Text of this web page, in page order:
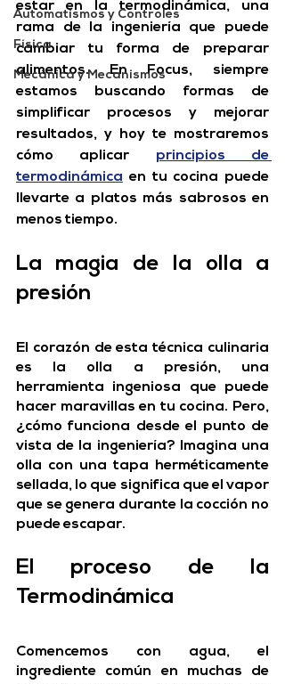
Automatismos y Controles
Física
Mecánica y Mecanismos
estar en la termodinámica, una
rama de la ingeniería que puede
cambiar tu forma de preparar
alimentos. En Focus, siempre
estamos buscando formas de
simplificar procesos y mejorar
resultados, y hoy te mostraremos
cómo aplicar principios de
termodinámica en tu cocina puede
llevarte a platos más sabrosos en
menos tiempo.
La magia de la olla a
presión
El corazón de esta técnica culinaria
es la olla a presión, una
herramienta ingeniosa que puede
¿cómo funciona desde el punto de
vista de la ingeniería? Imagina una
olla con una tapa herméticamente
sellada, lo que significa que el vapor
que se genera durante la cocción no
puede escapar.
El proceso de la
Termodinámica
Comencemos con agua, el
ingrediente común en muchas de